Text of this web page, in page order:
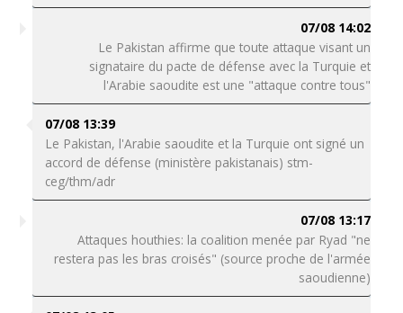
07/08 14:02
Le Pakistan affirme que toute attaque visant un
signataire du pacte de défense avec la Turquie et
l'Arabie saoudite est une "attaque contre tous"
07/08 13:39
Le Pakistan, l'Arabie saoudite et la Turquie ont signé un
accord de défense (ministère pakistanais) stm-
ceg/thm/adr
07/08 13:17
Attaques houthies: la coalition menée par Ryad "ne
restera pas les bras croisés" (source proche de l'armée
saoudienne)